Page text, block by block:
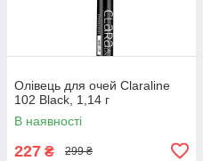
Олівець для очей Claraline
102 Black, 1,14 г
В наявності
227 ₴ 299 ₴